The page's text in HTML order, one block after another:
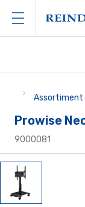
Assortiment
Prowise
9000081